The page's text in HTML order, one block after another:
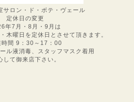
サロン・ド・ボテ・ヴェール
定休日の変更
年7月・8月・9月は
木曜日を定休日とさせて頂きます。
時間 9：30～17：00
ル液消毒、スタッフマスク着用
して御来店下さい。